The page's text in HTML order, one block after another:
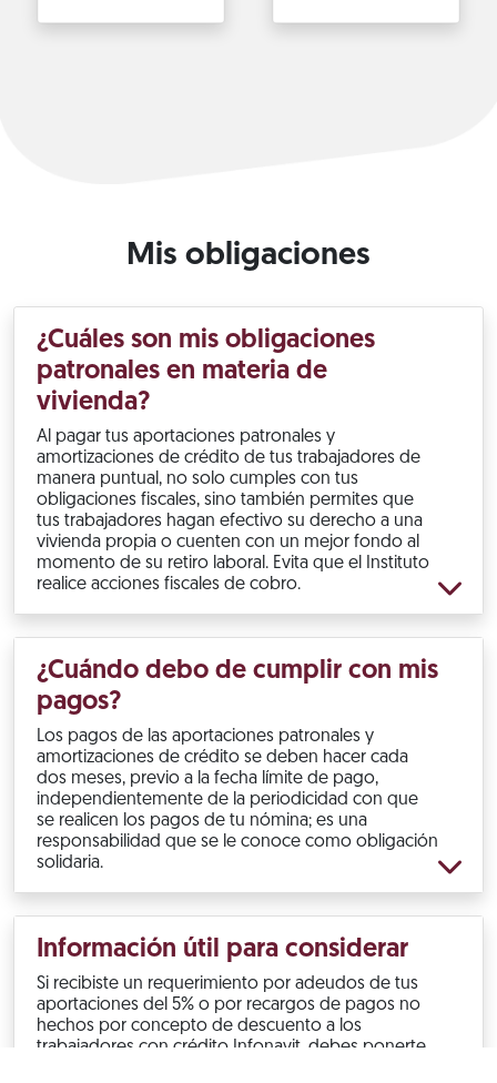
Mis obligaciones
¿Cuáles son mis obligaciones
patronales en materia de
vivienda?
Al pagar tus aportaciones patronales y
amortizaciones de crédito de tus trabajadores de
manera puntual, no solo cumples con tus
obligaciones fiscales, sino también permites que
tus trabajadores hagan efectivo su derecho a una
vivienda propia o cuenten con un mejor fondo al
momento de su retiro laboral. Evita que el Instituto
realice acciones fiscales de cobro.
¿Cuándo debo de cumplir con mis
pagos?
Los pagos de las aportaciones patronales y
amortizaciones de crédito se deben hacer cada
dos meses, previo a la fecha límite de pago,
independientemente de la periodicidad con que
se realicen los pagos de tu nómina; es una
responsabilidad que se le conoce como obligación
solidaria.
Información útil para considerar
Si recibiste un requerimiento por adeudos de tus
aportaciones del 5% o por recargos de pagos no
hechos por concepto de descuento a los
trabajadores con crédito Infonavit, debes ponerte